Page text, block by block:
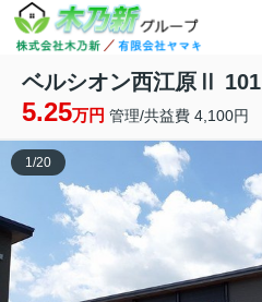
ベルシオン西江原Ⅱ 101
5.25万円 管理/共益費 4,100円
1/20